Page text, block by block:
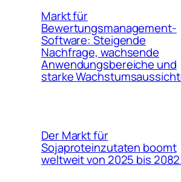
Markt für
Bewertungsmanagement-
Software: Steigende
Nachfrage, wachsende
Anwendungsbereiche und
starke
Der Markt für
Sojaproteinzutaten boomt
weltweit von 2025 bis